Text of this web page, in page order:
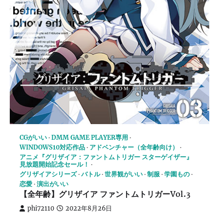
CGがいい DMM GAME PLAYER専用
WINDOWS10対応作品
アドベンチャー（全年齢向け）
アニメ『グリザイア：ファントムトリガー スターゲイザー』
見放題開始記念セール！
グリザイアシリーズ バトル 世界観がいい 制服
学園もの
恋愛 演出がいい
【全年齢】グリザイア ファントムトリガーVol.3
phi72110 2022年8月26日